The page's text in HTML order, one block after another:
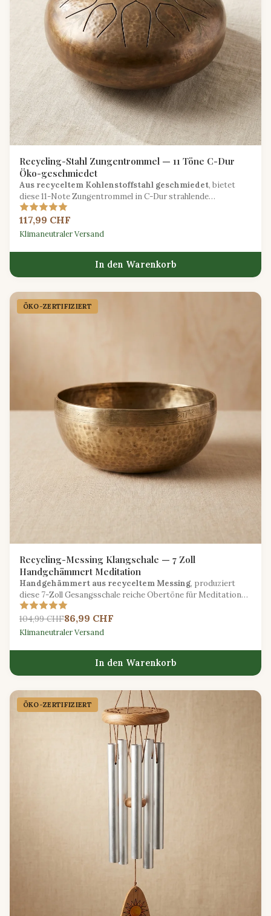
Recycling-Stahl Zungentrommel — 11 Töne C-Dur
Öko-geschmiedet
Aus recyceltem Kohlenstoffstahl geschmiedet, bietet
diese 11-Note Zungentrommel in C-Dur strahlende
pentatonische Töne mit einem reduzierten ökologischen
Fußabdruck.
117,99 CHF
Klimaneutraler Versand
In den Warenkorb
ÖKO-ZERTIFIZIERT
Recycling-Messing Klangschale — 7 Zoll
Handgehämmert Meditation
Handgehämmert aus recyceltem Messing, produziert
diese 7-Zoll Gesangsschale reiche Obertöne für Meditation
und Klangtherapie mit einer nachhaltigen Seele.
104,99 CHF86,99 CHF
Klimaneutraler Versand
In den Warenkorb
ÖKO-ZERTIFIZIERT